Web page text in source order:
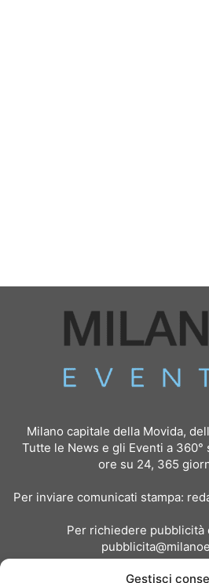
Gestisci
Milano capitale della Movida,
Tutte le News e gli Eventi a 360°
ore su 24, 365
Per inviare comunicati stampa:
Per richiedere pubblicità